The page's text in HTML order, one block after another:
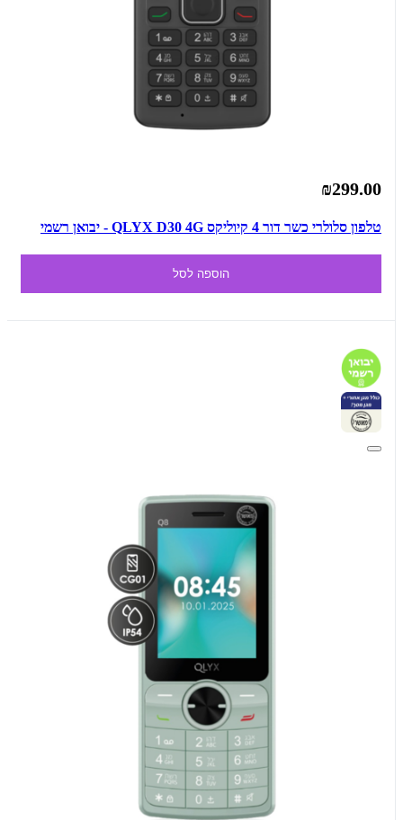
₪299.00
טלפון סלולרי כשר דור 4 קיוליקס QLYX D30 4G - יבואן רשמי
הוספה לסל